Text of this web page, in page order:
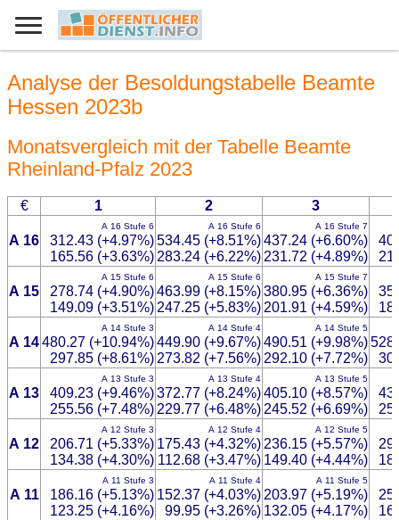
Analyse der Besoldungstabelle Beamte
Hessen 2023b
Monatsvergleich mit der Tabelle Beamte
Rheinland-Pfalz 2023
€ 1 2 3
A 16
A 16 Stufe 6
312.43 (+4.97%)
165.56 (+3.63%)
A 16 Stufe 6
534.45 (+8.51%)
283.24 (+6.22%)
A 16 Stufe 7
437.24 (+6.60%)
231.72 (+4.89%)
A 15
A 15 Stufe 6
278.74 (+4.90%)
149.09 (+3.51%)
A 15 Stufe 6
463.99 (+8.15%)
247.25 (+5.83%)
A 15 Stufe 7
380.95 (+6.36%)
201.91 (+4.59%)
A 14
A 14 Stufe 3
480.27 (+10.94%)
297.85 (+8.61%)
A 14 Stufe 4
449.90 (+9.67%)
273.82 (+7.56%)
A 14 Stufe 5
490.51 (+9.98%)
292.10 (+7.72%)
A 13
A 13 Stufe 3
409.23 (+9.46%)
255.56 (+7.48%)
A 13 Stufe 4
372.77 (+8.24%)
229.77 (+6.48%)
A 13 Stufe 5
405.10 (+8.57%)
245.52 (+6.69%)
A 12
A 12 Stufe 3
206.71 (+5.33%)
134.38 (+4.30%)
A 12 Stufe 4
175.43 (+4.32%)
112.68 (+3.47%)
A 12 Stufe 5
236.15 (+5.57%)
149.40 (+4.44%)
A 11
A 11 Stufe 3
186.16 (+5.13%)
123.25 (+4.16%)
A 11 Stufe 4
152.37 (+4.03%)
99.95 (+3.26%)
A 11 Stufe 5
203.97 (+5.19%)
132.05 (+4.17%)